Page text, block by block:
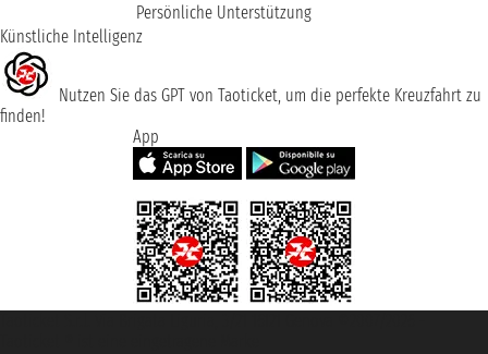
Persönliche Unterstützung
Künstliche Intelligenz
Nutzen Sie das GPT von Taoticket, um die perfekte Kreuzfahrt zu
finden!
App